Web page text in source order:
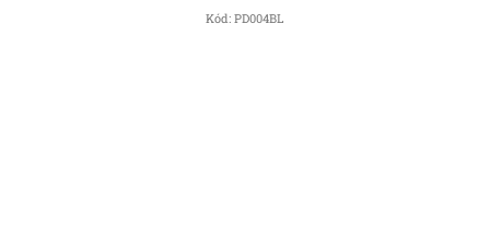
Kód: PD004BL